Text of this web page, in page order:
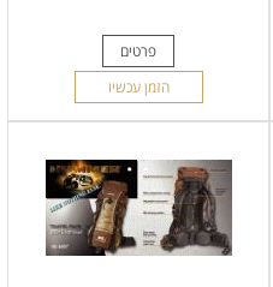
פרטים
הזמן עכשיו